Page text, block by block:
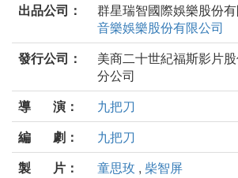
出品公司：
群星瑞智國際娛樂股份
音樂娛樂股份有限公司
發行公司：
美商二十世紀福斯影片
分公司
導 演：
九把刀
編 劇：
九把刀
製 片：
童思玫 , 柴智屏